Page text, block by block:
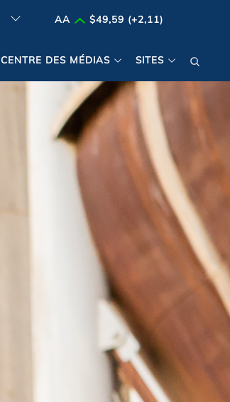
AA $49,59 (+2,11)
CENTRE DES MÉDIAS SITES